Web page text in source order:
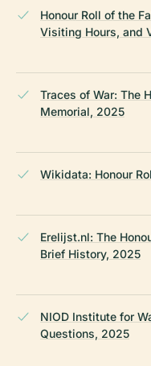
Honour Roll of the
Visiting Hours, and
Traces of War: The
Memorial, 2025
Wikidata: Honour
Erelijst.nl: The
Brief History, 2025
NIOD Institute for
Questions, 2025